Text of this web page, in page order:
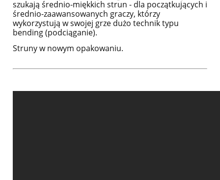
szukają średnio-miękkich strun - dla początkujących i
średnio-zaawansowanych graczy, którzy
wykorzystują w swojej grze dużo technik typu
bending (podciąganie).
Struny w nowym opakowaniu.